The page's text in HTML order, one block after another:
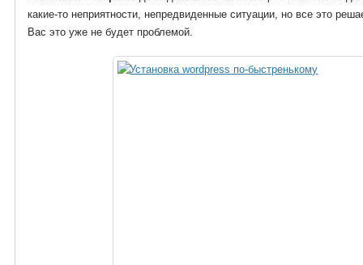
какие-то неприятности, непредвиденные ситуации, но все это
Вас это уже не будет проблемой.